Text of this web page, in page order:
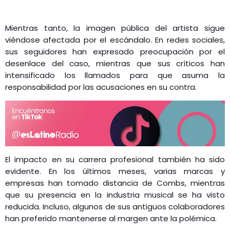
Mientras tanto, la imagen pública del artista sigue
viéndose afectada por el escándalo. En redes sociales,
sus seguidores han expresado preocupación por el
desenlace del caso, mientras que sus críticos han
intensificado los llamados para que asuma la
responsabilidad por las acusaciones en su contra.
El impacto en su carrera profesional también ha sido
evidente. En los últimos meses, varias marcas y
empresas han tomado distancia de Combs, mientras
que su presencia en la industria musical se ha visto
reducida. Incluso, algunos de sus antiguos colaboradores
han preferido mantenerse al margen ante la polémica.